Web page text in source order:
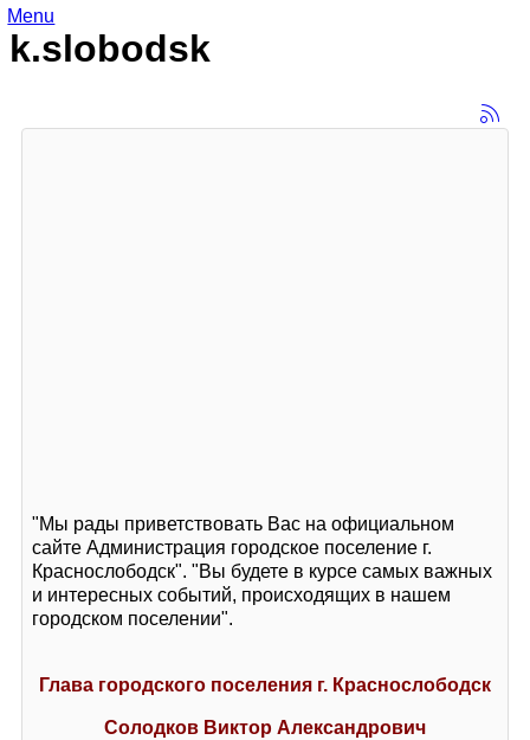
k.slobodsk
Menu
"Мы рады приветствовать Вас на официальном
сайте Администрация городское поселение г.
Краснослободск". "Вы будете в курсе самых важных
и интересных событий, происходящих в нашем
городском поселении".
Глава городского поселения г. Краснослободск
Солодков Виктор Александрович